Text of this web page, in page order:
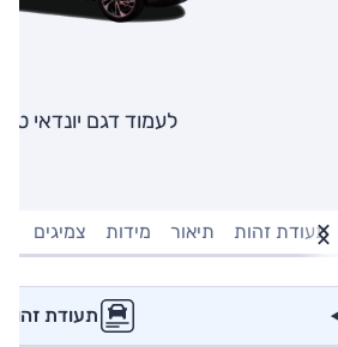
לעמוד דגם יונדאי טוסון
תעודת זהות תיאור מידות צמיגים
תעודת זהות